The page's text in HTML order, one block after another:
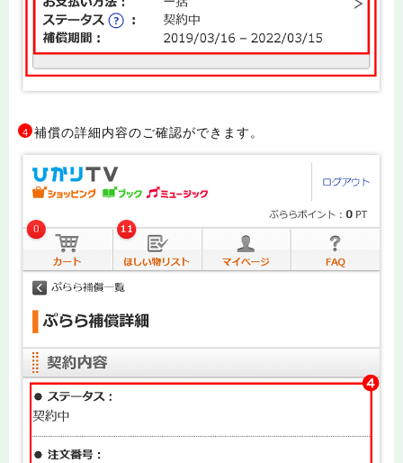
4 補償の詳細内容のご確認ができます。